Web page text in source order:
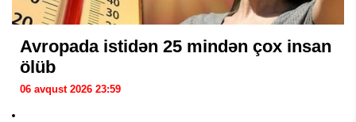
Avropada istidən 25 mindən çox insan
ölüb
06 avqust 2026 23:59